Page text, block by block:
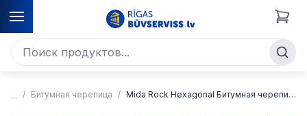
Битумная черепица Mida Rock Hexagonal Битумная черепица 3 м2